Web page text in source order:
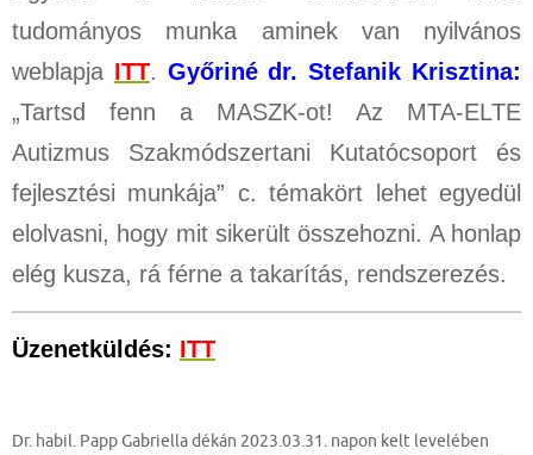
tudományos munka aminek van nyilvános
weblapja ITT. Győriné dr. Stefanik Krisztina:
„Tartsd fenn a MASZK-ot! Az MTA-ELTE
Autizmus Szakmódszertani Kutatócsoport és
fejlesztési munkája” c. témakört lehet egyedül
elolvasni, hogy mit sikerült összehozni. A honlap
elég kusza, rá férne a takarítás, rendszerezés.
Üzenetküldés: ITT
Dr. habil. Papp Gabriella dékán 2023.03.31. napon kelt levelében